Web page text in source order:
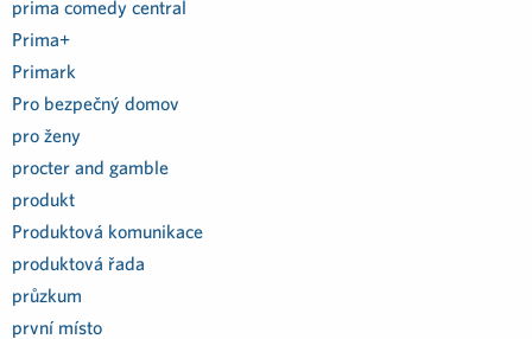
prima comedy central
Prima+
Primark
Pro bezpečný domov
pro ženy
procter and gamble
produkt
Produktová komunikace
produktová řada
průzkum
první místo